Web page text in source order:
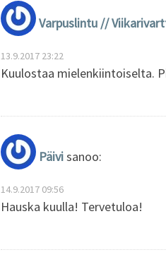
Varpuslintu //
13.9.2017 23:22
Kuulostaa mielenkiintoiselta.
Päivisanoo:
14.9.2017 09:56
Hauska kuulla! Tervetuloa!